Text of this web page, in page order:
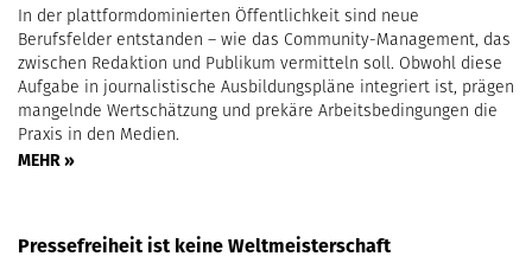
In der plattformdominierten Öffentlichkeit sind neue
Berufsfelder entstanden – wie das Community-Management, das
zwischen Redaktion und Publikum vermitteln soll. Obwohl diese
Aufgabe in journalistische Ausbildungspläne integriert ist, prägen
mangelnde Wertschätzung und prekäre Arbeitsbedingungen die
Praxis in den Medien.
MEHR »
Pressefreiheit ist keine Weltmeisterschaft